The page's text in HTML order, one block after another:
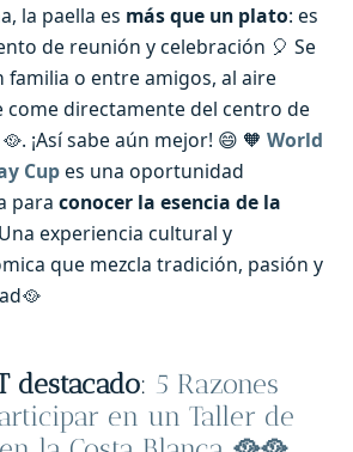
la paella es más que un plato: es
de reunión y celebración 🎈 Se
familia o entre amigos, al aire
come directamente del centro de
¡Así sabe aún mejor! 😄 🧡 World
Cupes una oportunidad
para conocer la esencia de la
Una experiencia cultural y
que mezcla tradición, pasión y
destacado: 5 Razones
en un Taller de